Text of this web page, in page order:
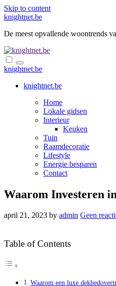
Skip to content
knightnet.be
De meest opvallende woontrends
knightnet.be
knightnet.be
Home
Lokale gidsen
Interieur
Keuken
Tuin
Raamdecoratie
Lifestyle
Energie besparen
Contact
Waarom Investeren
april 21, 2023 by admin Geen
Table of Contents
Waarom een luxe